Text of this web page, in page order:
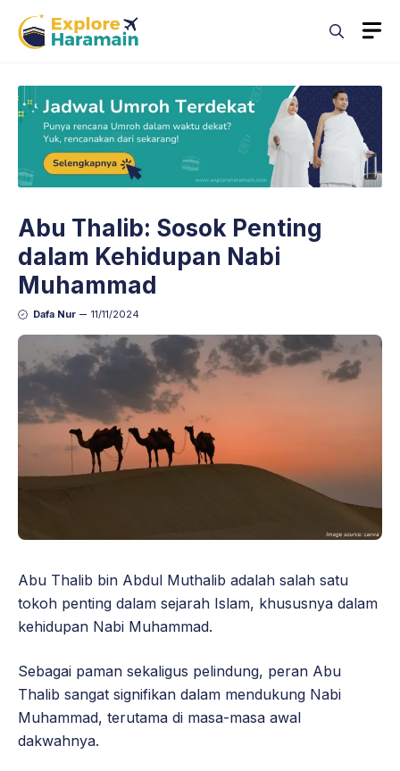
content
Abu Thalib: Sosok Penting
dalam Kehidupan Nabi
Muhammad
Dafa Nur 11/11/2024
Abu Thalib bin Abdul Muthalib adalah salah satu
tokoh penting dalam sejarah Islam, khususnya dalam
kehidupan Nabi Muhammad.
Sebagai paman sekaligus pelindung, peran Abu
Thalib sangat signifikan dalam mendukung Nabi
Muhammad, terutama di masa-masa awal
dakwahnya.